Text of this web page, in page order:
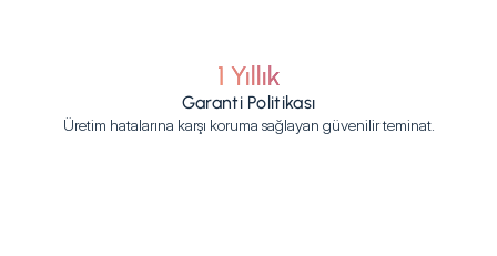
1 Yıllık
Garanti Politikası
Üretim hatalarına karşı koruma sağlayan güvenilir teminat.